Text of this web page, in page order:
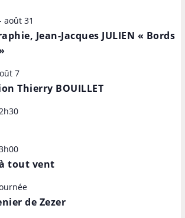
août 31
Jean-Jacques JULIEN « Bords
7
Thierry BOUILLET
tout vent
de Zezer